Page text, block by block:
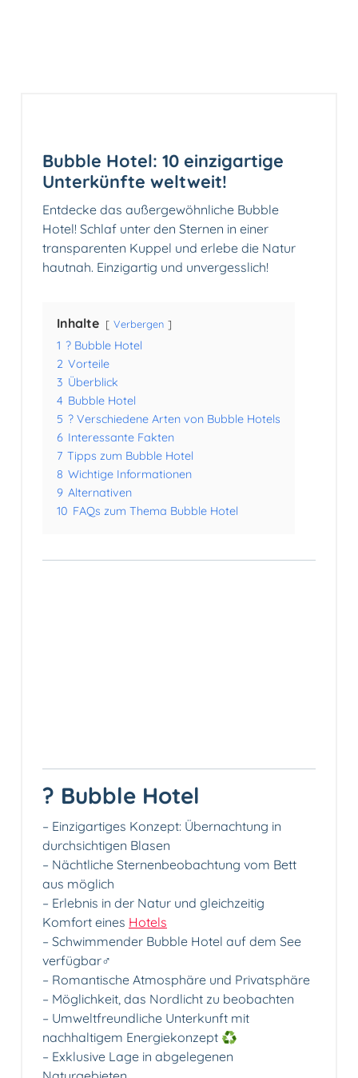
Bubble Hotel: 10 einzigartige
Unterkünfte weltweit!
Entdecke das außergewöhnliche Bubble
Hotel! Schlaf unter den Sternen in einer
transparenten Kuppel und erlebe die Natur
hautnah. Einzigartig und unvergesslich!
Inhalte Verbergen
1 ? Bubble Hotel
2 Vorteile
3 Überblick
4 Bubble Hotel
5 ? Verschiedene Arten von Bubble Hotels
6 Interessante Fakten
7 Tipps zum Bubble Hotel
8 Wichtige Informationen
9 Alternativen
10 FAQs zum Thema Bubble Hotel
? Bubble Hotel
– Einzigartiges Konzept: Übernachtung in
durchsichtigen Blasen
– Nächtliche Sternenbeobachtung vom Bett
aus möglich
– Erlebnis in der Natur und gleichzeitig
Komfort eines Hotels
– Schwimmender Bubble Hotel auf dem See
verfügbar‍♂️
– Romantische Atmosphäre und Privatsphäre
– Möglichkeit, das Nordlicht zu beobachten
– Umweltfreundliche Unterkunft mit
nachhaltigem Energiekonzept ♻️
– Exklusive Lage in abgelegenen